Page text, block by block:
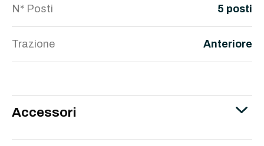
N* Posti 5 posti
Trazione Anteriore
Accessori